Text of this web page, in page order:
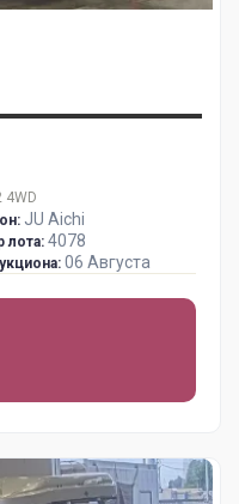
4WD
JU Aichi
лота: 4078
06 Августа